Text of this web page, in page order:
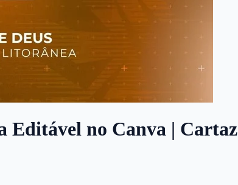
Editável no Canva | Cartaz